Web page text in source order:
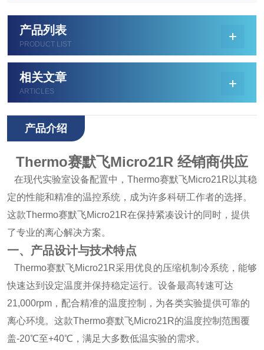
产品列表
PRODUCT LIST
相关文章
ARTICLES
产品介绍
Thermo赛默飞Micro21R 经销商供应
在现代实验室设备配置中，Thermo赛默飞Micro21R以其稳
定的性能和精准的温控系统，成为许多科研工作者的选择。
这款Thermo赛默飞Micro21R在保持紧凑设计的同时，提供
了专业的离心解决方案。
一、产品设计与技术特点
Thermo赛默飞Micro21R采用优良的压缩机制冷系统，能够
快速达到设定温度并保持稳定运行。设备最高转速可达
21,000rpm，配合精准的温度控制，为各类实验提供可靠的
离心环境。这款Thermo赛默飞Micro21R的温度控制范围覆
盖-20℃至+40℃，满足大多数低温实验的需求。